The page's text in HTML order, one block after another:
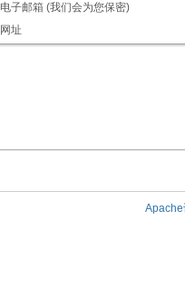
电子邮箱 (我们会为您保密)
网址